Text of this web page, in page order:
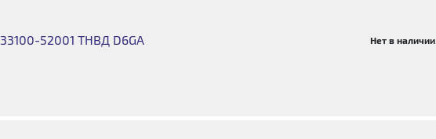
33100-52001 ТНВД D6GA Нет в наличии